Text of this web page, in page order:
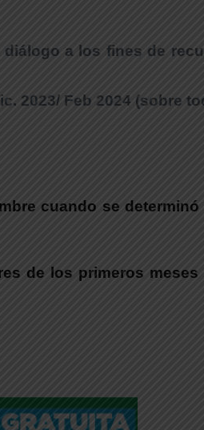
a los fines de
2023/ Feb 2024 (sobre
cuando se
de los primeros meses